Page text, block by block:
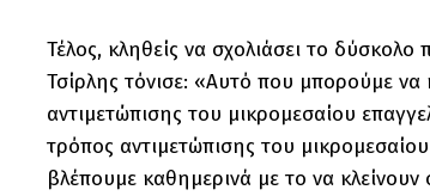
Τέλος, κληθείς να σχολιάσει το δύσκολο
Τσίρλης τόνισε: «Αυτό που μπορούμε να
αντιμετώπισης του μικρομεσαίου
τρόπος αντιμετώπισης του
βλέπουμε καθημερινά με το να κλείνουν